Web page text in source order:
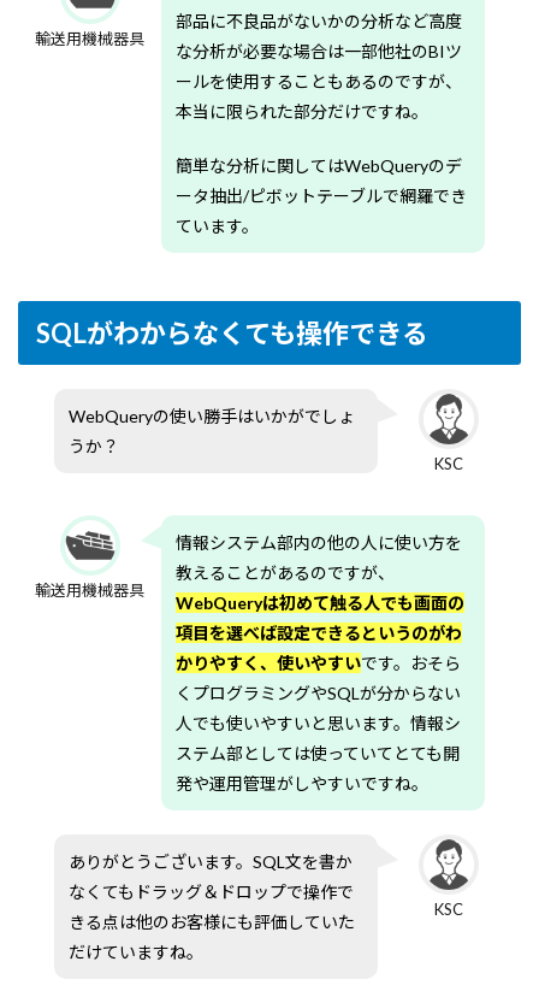
輸送用機械器具
部品に不良品がないかの分析など高度
な分析が必要な場合は一部他社のBIツ
ールを使用することもあるのですが、
本当に限られた部分だけですね。
簡単な分析に関してはWebQueryのデ
ータ抽出/ピボットテーブルで網羅でき
ています。
SQLがわからなくても操作できる
WebQueryの使い勝手はいかがでしょ
うか？
KSC
輸送用機械器具
情報システム部内の他の人に使い方を
教えることがあるのですが、
WebQueryは初めて触る人でも画面の
項目を選べば設定できるというのがわ
かりやすく、使いやすいです。おそら
くプログラミングやSQLが分からない
人でも使いやすいと思います。情報シ
ステム部としては使っていてとても開
発や運用管理がしやすいですね。
ありがとうございます。SQL文を書か
なくてもドラッグ＆ドロップで操作で
きる点は他のお客様にも評価していた
だけていますね。
KSC